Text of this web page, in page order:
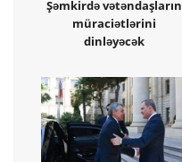
Şəmkirdə vətəndaşların
müraciətlərini
dinləyəcək